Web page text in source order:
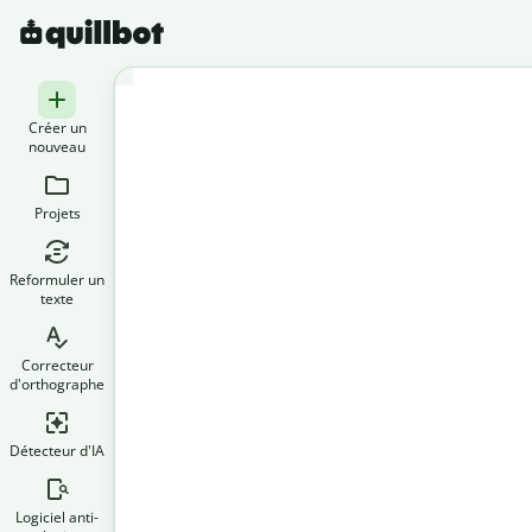
Créer un
nouveau
Projets
Reformuler un
texte
Correcteur
d'orthographe
Détecteur d'IA
Logiciel anti-